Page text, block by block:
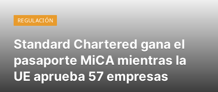
REGULACIÓN
Standard Chartered gana el
pasaporte MiCA mientras la
UE aprueba 57 empresas